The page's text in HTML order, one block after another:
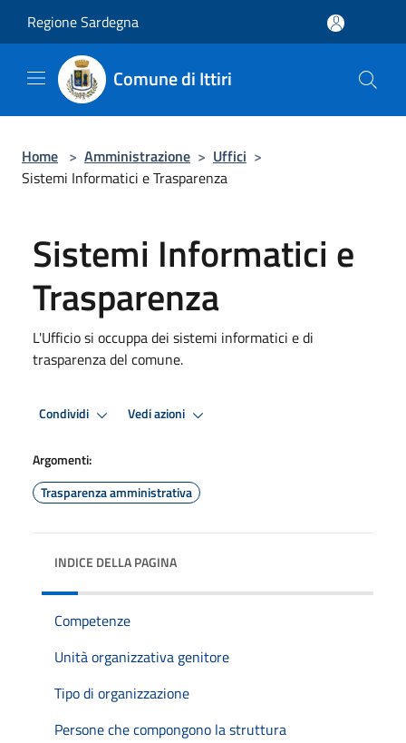
Regione Sardegna
Comune di Ittiri
Home > Amministrazione > Uffici >
Sistemi Informatici e Trasparenza
Sistemi Informatici e
Trasparenza
L'Ufficio si occuppa dei sistemi informatici e di
trasparenza del comune.
Condividi Vedi azioni
Argomenti:
Trasparenza amministrativa
INDICE DELLA PAGINA
Competenze
Unità organizzativa genitore
Tipo di organizzazione
Persone che compongono la struttura